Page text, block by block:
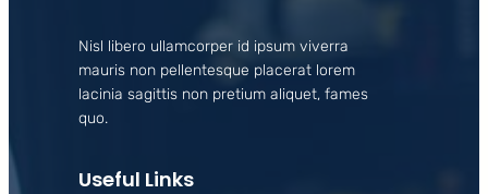
Nisl libero ullamcorper id ipsum viverra
mauris non pellentesque placerat lorem
lacinia sagittis non pretium aliquet, fames
quo.
Useful Links